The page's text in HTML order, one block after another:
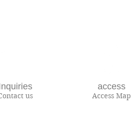
us
access
Access Map